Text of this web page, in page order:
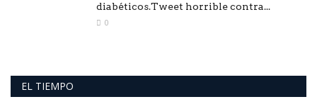
diabéticos.Tweet horrible contra...
0
EL TIEMPO